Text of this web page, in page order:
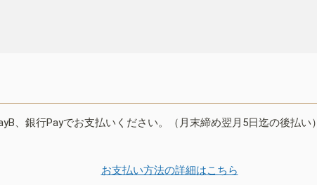
、銀行Payでお支払いください。（月末締め翌月5日迄の後払い）
お支払い方法の詳細はこちら